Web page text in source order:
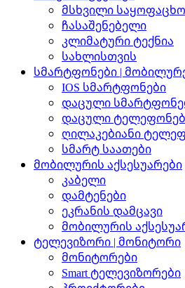
მსხვილი
ჩასაშენებელი
კლიმატური ტექნია
სახლისთვის
სმარტფონები |
IOS სმარტფონები
დაცული
დაცული
ღილაკებიანი
სმარტ საათები
მობილურის აქსესუარები
კაბელი
დამტენები
ეკრანის დამცავი
მობილურის
ტელევიზორი | მონიტორი
მონიტორები
Smart ტელევიზორები